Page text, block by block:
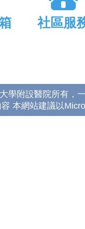
社區服
學附設醫院所有，
本網站建議以